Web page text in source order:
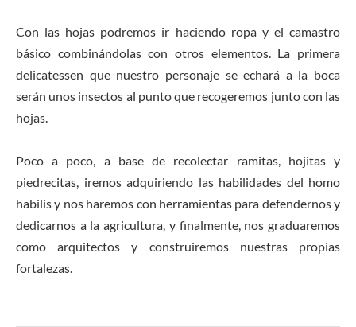
Con las hojas podremos ir haciendo ropa y el camastro
básico combinándolas con otros elementos. La primera
delicatessen que nuestro personaje se echará a la boca
serán unos insectos al punto que recogeremos junto con las
hojas.
Poco a poco, a base de recolectar ramitas, hojitas y
piedrecitas, iremos adquiriendo las habilidades del homo
habilis y nos haremos con herramientas para defendernos y
dedicarnos a la agricultura, y finalmente, nos graduaremos
como arquitectos y construiremos nuestras propias
fortalezas.